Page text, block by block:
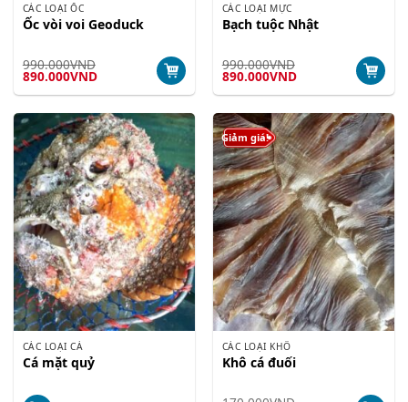
CÁC LOẠI ỐC
Ốc vòi voi Geoduck
990.000VND
Giá
là:
990.000VND.
890.000VNDGiá
tại
là:
890.000VND.
CÁC LOẠI MỰC
Bạch tuộc Nhật
990.000VND
Giá
là:
990.000VND.
890.000VNDGiá
tại
là:
890.000VND.
CÁC LOẠI CÁ
Cá mặt quỷ
Giảm giá!
CÁC LOẠI KHÔ
Khô cá đuối